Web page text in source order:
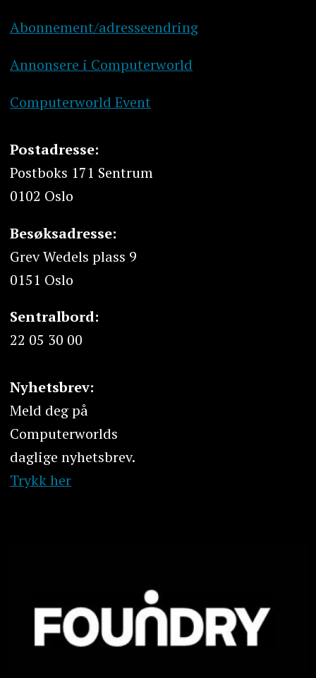
Abonnement/adresseendring
Annonsere i Computerworld
Computerworld Event
Postadresse:
Postboks 171 Sentrum
0102 Oslo
Besøksadresse:
Grev Wedels plass 9
0151 Oslo
Sentralbord:
22 05 30 00
Nyhetsbrev:
Meld deg på
Computerworlds
daglige nyhetsbrev.
Trykk her